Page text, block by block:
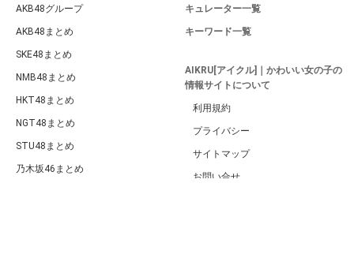
AKB48グループ
AKB48まとめ
SKE48まとめ
NMB48まとめ
HKT48まとめ
NGT48まとめ
STU48まとめ
乃木坂46まとめ
キュレーター一覧
キーワード一覧
AIKRU[アイクル]｜かわいい女の子の
情報サイトについて
利用規約
プライバシー
サイトマップ
お問い合せ